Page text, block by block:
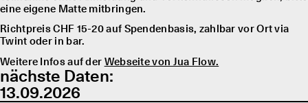
eine eigene Matte mitbringen.
Richtpreis CHF 15-20 auf Spendenbasis, zahlbar vor Ort via
Twint oder in bar.
Weitere Infos auf der Webseite von Jua Flow.
nächste Daten:
13.09.2026